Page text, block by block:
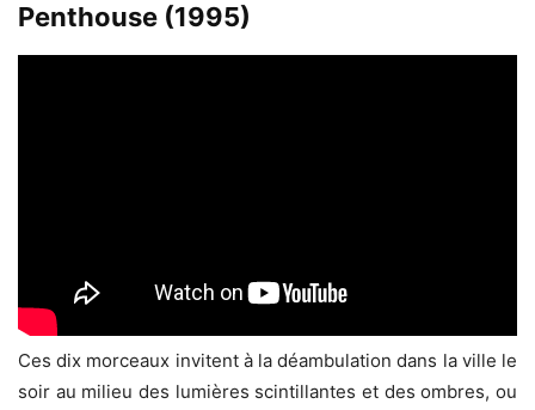
Penthouse (1995)
Ces dix morceaux invitent à la déambulation dans la ville le
soir au milieu des lumières scintillantes et des ombres, ou